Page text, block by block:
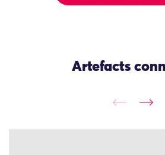
Artefacts